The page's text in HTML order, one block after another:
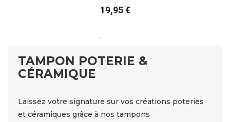
19,95 €
TAMPON POTERIE &
CÉRAMIQUE
Laissez votre signature sur vos créations poteries
et céramiques grâce à nos tampons